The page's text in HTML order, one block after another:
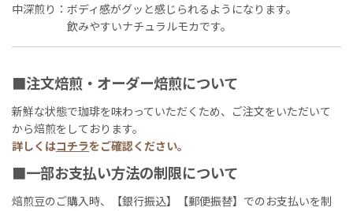
中深煎り：ボディ感がグッと感じられるようになります。
飲みやすいナチュラルモカです。
■注文焙煎・オーダー焙煎について
新鮮な状態で珈琲を味わっていただくため、ご注文をいただいて
から焙煎をしております。
詳しくはコチラをご確認ください。
■一部お支払い方法の制限について
焙煎豆のご購入時、【銀行振込】【郵便振替】でのお支払いを制